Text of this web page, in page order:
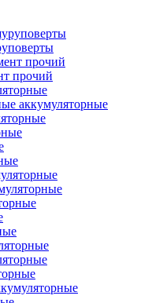
прочий
аккумуляторные